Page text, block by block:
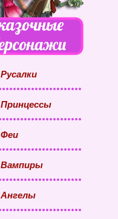
Русалки
Принцессы
Феи
Вампиры
Ангелы